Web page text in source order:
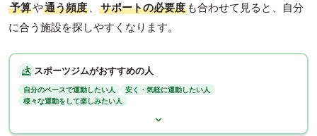
予算や通う頻度 、 サポートの必要度 も合わせて見ると、自分
に合う施設を探しやすくなります。
スポーツジムがおすすめの人
自分のペースで運動したい人
安く・気軽に運動したい人
様々な運動をして楽しみたい人